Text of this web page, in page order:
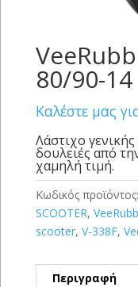
80/90-14
Καλέστε μας
Λάστιχο
δουλειές από
χαμηλή τιμή.
Κωδικός προϊόντος:
SCOOTER,
scooter, V-338F,
Περιγραφή